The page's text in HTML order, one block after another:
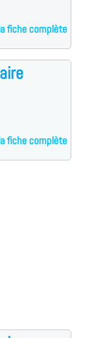
fiche complète
fiche complète